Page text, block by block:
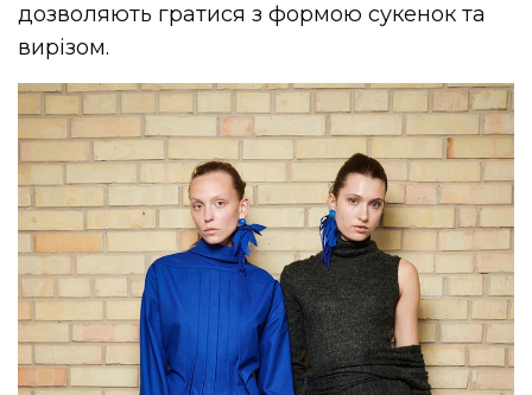
дозволяють гратися з формою сукенок та
вирізом.